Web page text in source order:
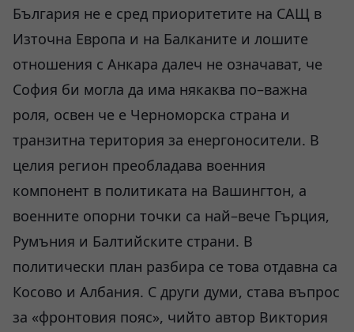
България не е сред приоритетите на САЩ в
Източна Европа и на Балканите и лошите
отношения с Анкара далеч не означават, че
София би могла да има някаква по–важна
роля, освен че е Черноморска страна и
транзитна територия за енергоносители. В
целия регион преобладава военния
компонент в политиката на Вашингтон, а
военните опорни точки са най–вече Гърция,
Румъния и Балтийските страни. В
политически план разбира се това отдавна са
Косово и Албания. С други думи, става въпрос
за «фронтовия пояс», чийто автор Виктория